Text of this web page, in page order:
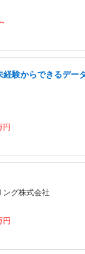
経験からできるデー
円
ング株式会社
円